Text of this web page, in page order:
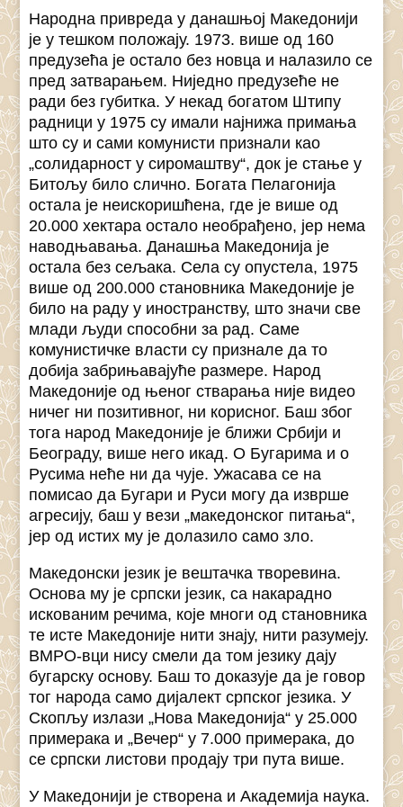
Народна привреда у данашњој Македонији
је у тешком положају. 1973. више од 160
предузећа је остало без новца и налазило се
пред затварањем. Ниједно предузеће не
ради без губитка. У некад богатом Штипу
радници у 1975 су имали најнижа примања
што су и сами комунисти признали као
„солидарност у сиромаштву“, док је стање у
Битољу било слично. Богата Пелагонија
остала је неискоришћена, где је више од
20.000 хектара остало необрађено, јер нема
наводњавања. Данашња Македонија је
остала без сељака. Села су опустела, 1975
више од 200.000 становника Македоније је
било на раду у иностранству, што значи све
млади људи способни за рад. Саме
комунистичке власти су признале да то
добија забрињавајуће размере. Народ
Македоније од њеног стварања није видео
ничег ни позитивног, ни корисног. Баш због
тога народ Македоније је ближи Србији и
Београду, више него икад. О Бугарима и о
Русима неће ни да чује. Ужасава се на
помисао да Бугари и Руси могу да изврше
агресију, баш у вези „македонског питања“,
јер од истих му је долазило само зло.
Македонски језик је вештачка творевина.
Основа му је српски језик, са накарадно
искованим речима, које многи од становника
те исте Македоније нити знају, нити разумеју.
ВМРО-вци нису смели да том језику дају
бугарску основу. Баш то доказује да је говор
тог народа само дијалект српског језика. У
Скопљу излази „Нова Македонија“ у 25.000
примерака и „Вечер“ у 7.000 примерака, до
се српски листови продају три пута више.
У Македонији је створена и Академија наука.